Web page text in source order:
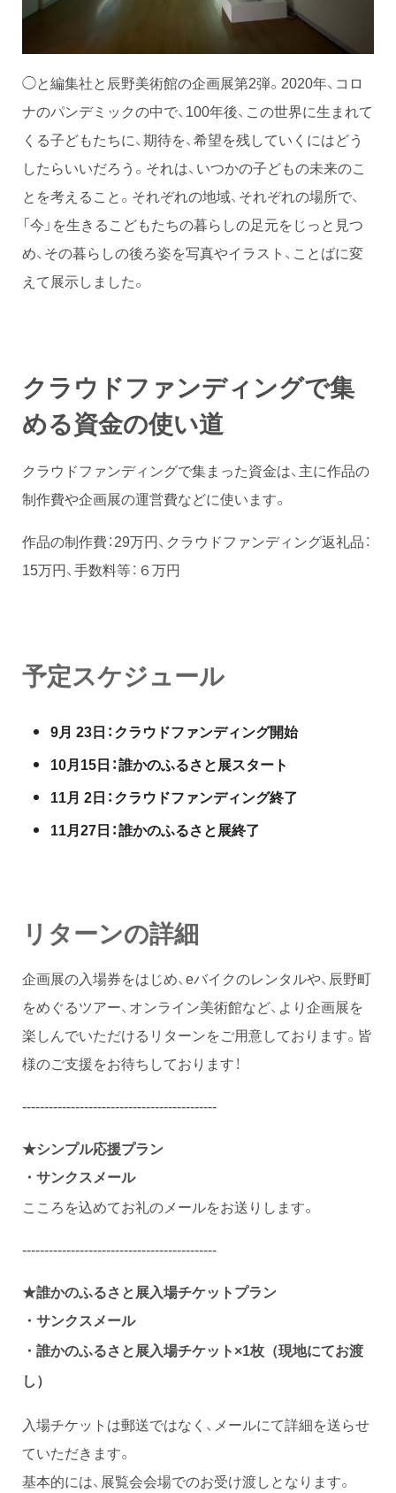
◯と編集社と辰野美術館の企画展第2弾。2020年、コロ
ナのパンデミックの中で、100年後、この世界に生まれて
くる子どもたちに、期待を、希望を残していくにはどう
したらいいだろう。それは、いつかの子どもの未来のこ
とを考えること。それぞれの地域、それぞれの場所で、
「今」を生きるこどもたちの暮らしの足元をじっと見つ
め、その暮らしの後ろ姿を写真やイラスト、ことばに変
えて展示しました。
クラウドファンディングで集
める資金の使い道
クラウドファンディングで集まった資金は、主に作品の
制作費や企画展の運営費などに使います。
作品の制作費：29万円、クラウドファンディング返礼品：
15万円、手数料等：６万円
予定スケジュール
9月 23日：クラウドファンディング開始
10月15日：誰かのふるさと展スタート
11月 2日：クラウドファンディング終了
11月27日：誰かのふるさと展終了
リターンの詳細
企画展の入場券をはじめ、eバイクのレンタルや、辰野町
をめぐるツアー、オンライン美術館など、より企画展を
楽しんでいただけるリターンをご用意しております。皆
様のご支援をお待ちしております！
--------------------------------------------
★シンプル応援プラン
・サンクスメール
こころを込めてお礼のメールをお送りします。
--------------------------------------------
★誰かのふるさと展入場チケットプラン
・サンクスメール
・誰かのふるさと展入場チケット×1枚（現地にてお渡
し）
入場チケットは郵送ではなく、メールにて詳細を送らせ
ていただきます。
基本的には、展覧会会場でのお受け渡しとなります。